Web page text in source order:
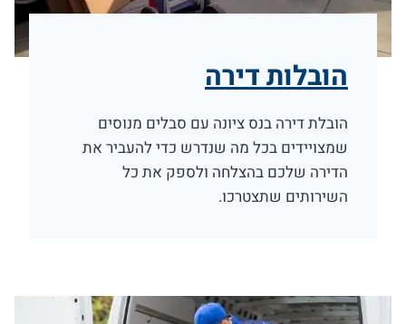
הובלות דירה
הובלת דירה בנס ציונה עם סבלים מנוסים
שמצויידים בכל מה שנדרש כדי להעביר את
הדירה שלכם בהצלחה ולספק את כל
השירותים שתצטרכו.